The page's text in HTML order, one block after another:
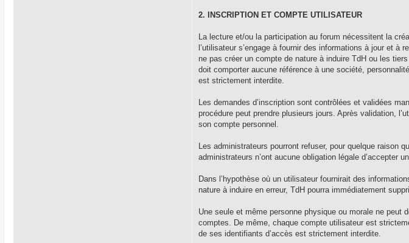
2. INSCRIPTION ET COMPTE UTILISATEUR
La lecture et/ou la participation au forum nécessitent la
l’utilisateur s’engage à fournir des informations à jour et
ne pas créer un compte de nature à induire TdH ou les
doit comporter aucune référence à une société,
est strictement interdite.
Les demandes d’inscription sont contrôlées et validées
procédure peut prendre plusieurs jours. Après validation,
son compte personnel.
Les administrateurs pourront refuser, pour quelque raison
administrateurs n’ont aucune obligation légale d’accepter
Dans l’hypothèse où un utilisateur fournirait des
nature à induire en erreur, TdH pourra immédiatement
Une seule et même personne physique ou morale ne peut
comptes. De même, chaque compte utilisateur est
de ses identifiants d’accès est strictement interdite.